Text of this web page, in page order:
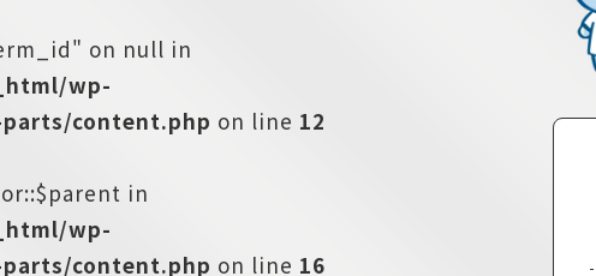
on null in
wp-
content.php on line 12
in
wp-
content.php on line 16